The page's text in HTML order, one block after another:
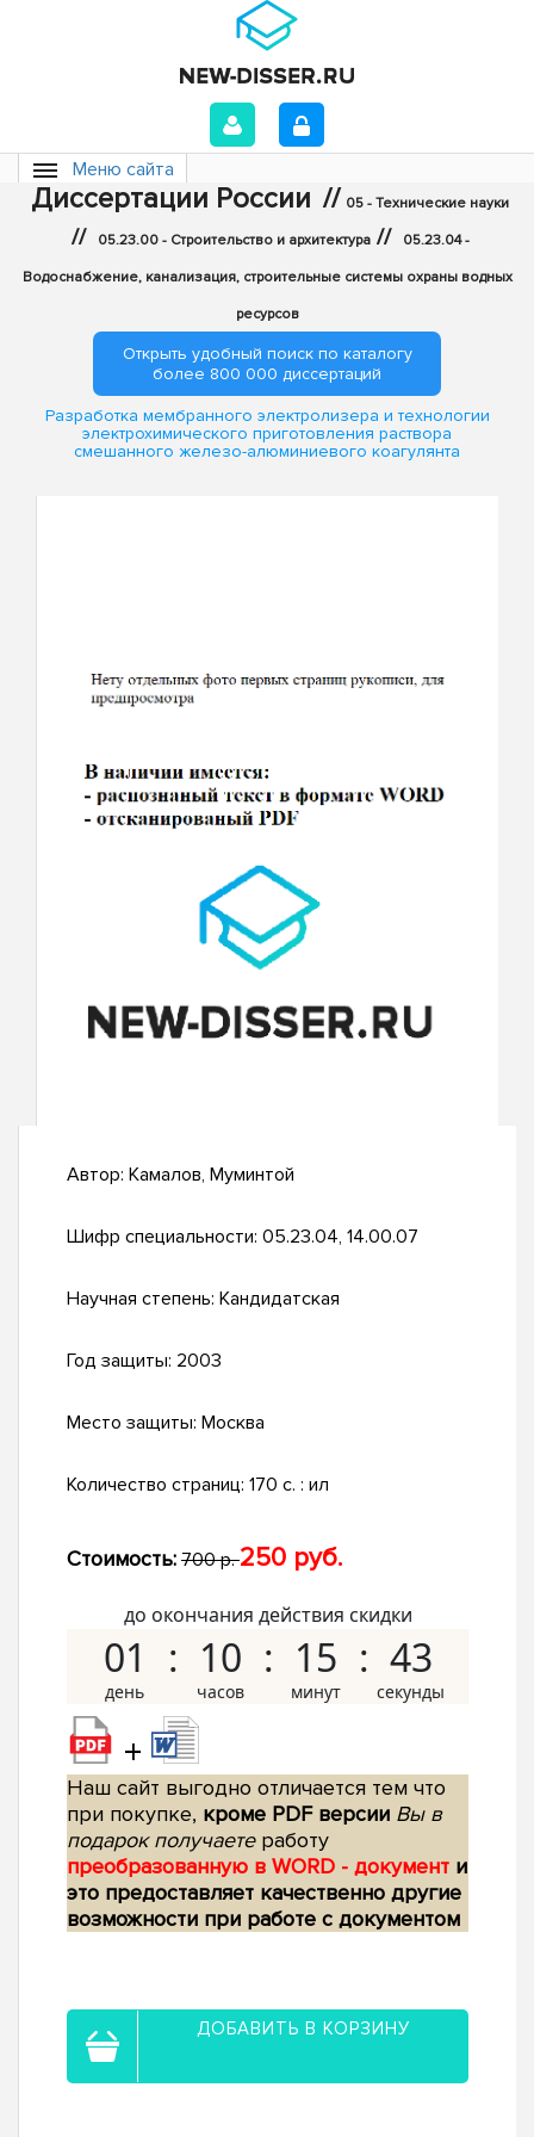
Меню сайта
Диссертации России // 05 - Технические науки
// 05.23.00 - Строительство и архитектура // 05.23.04 -
Водоснабжение, канализация, строительные системы охраны водных
ресурсов
Открыть удобный поиск по каталогу
более 800 000 диссертаций
Разработка мембранного электролизера и технологии
электрохимического приготовления раствора
смешанного железо-алюминиевого коагулянта
Автор: Камалов, Муминтой
Шифр специальности: 05.23.04, 14.00.07
Научная степень: Кандидатская
Год защиты: 2003
Место защиты: Москва
Количество страниц: 170 с. : ил
Стоимость: 700 р.250 руб.
до окончания действия скидки
01 10 15 42
+
Наш сайт выгодно отличается тем что
при покупке, кроме PDF версии Вы в
подарок получаетеработу
преобразованную в WORD - документ и
это предоставляет качественно другие
возможности при работе с документом
ДОБАВИТЬ В КОРЗИНУ